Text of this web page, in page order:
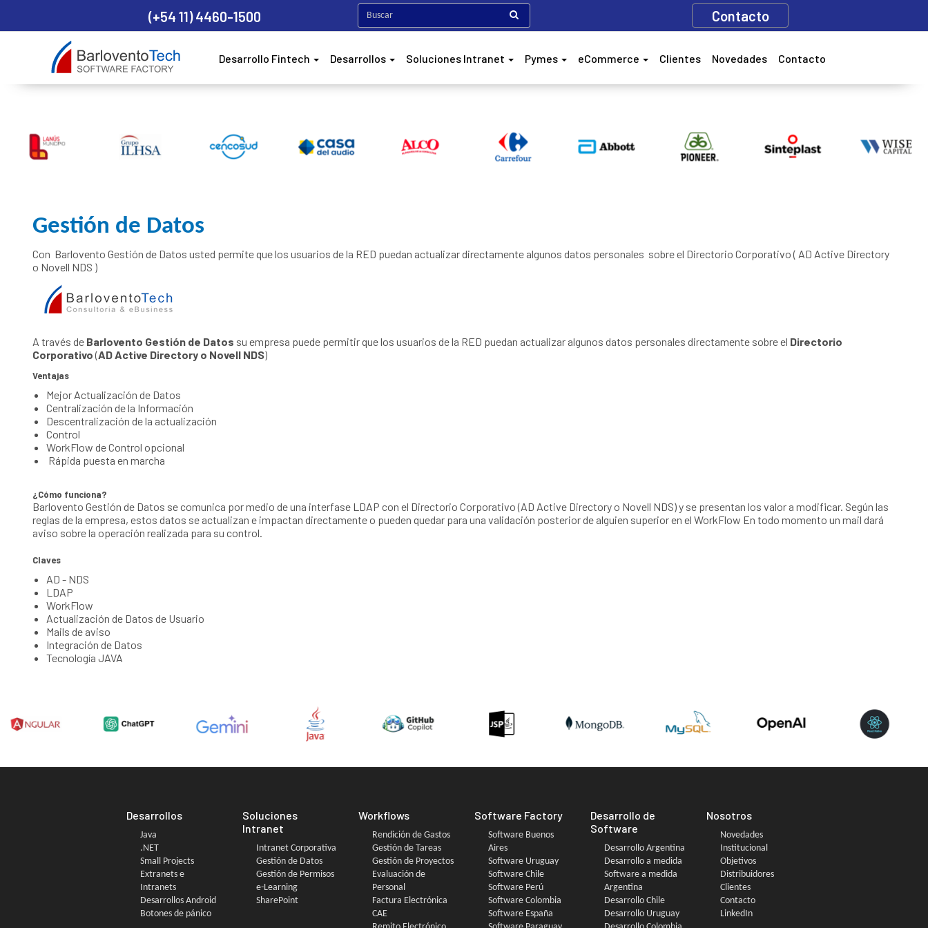
Desarrollo Fintech Desarrollos Soluciones Intranet Pymes eCommerce Clientes Novedades Contacto
(+54 11) 4460-1500 Contacto
Gestión de Datos
Con Barlovento Gestión de Datos usted permite que los usuarios de la RED puedan actualizar directamente algunos datos personales sobre el Directorio Corporativo ( AD Active Directory
o Novell NDS )
A través de Barlovento Gestión de Datos su empresa puede permitir que los usuarios de la RED puedan actualizar algunos datos personales directamente sobre el Directorio
Corporativo(AD Active Directory o Novell NDS)
Ventajas
Mejor Actualización de Datos
Centralización de la Información
Descentralización de la actualización
Control
WorkFlow de Control opcional
Rápida puesta en marcha
¿Cómo funciona?
Barlovento Gestión de Datos se comunica por medio de una interfase LDAP con el Directorio Corporativo (AD Active Directory o Novell NDS) y se presentan los valor a modificar. Según las
reglas de la empresa, estos datos se actualizan e impactan directamente o pueden quedar para una validación posterior de alguien superior en el WorkFlow En todo momento un mail dará
aviso sobre la operación realizada para su control.
Claves
AD - NDS
LDAP
WorkFlow
Actualización de Datos de Usuario
Mails de aviso
Integración de Datos
Tecnología JAVA
Desarrollos
Java
.NET
Small Projects
Extranets e
Intranets
Desarrollos Android
Botones de pánico
Soluciones
Intranet
Intranet Corporativa
Gestión de Datos
Gestión de Permisos
e-Learning
SharePoint
Workflows
Rendición de Gastos
Gestión de Tareas
Gestión de Proyectos
Evaluación de
Personal
Factura Electrónica
CAE
Software Factory
Software Buenos
Aires
Software Uruguay
Software Chile
Software Perú
Software Colombia
Software España
Desarrollo de
Software
Desarrollo Argentina
Desarrollo a medida
Software a medida
Argentina
Desarrollo Chile
Desarrollo Uruguay
Nosotros
Novedades
Institucional
Objetivos
Distribuidores
Clientes
Contacto
LinkedIn